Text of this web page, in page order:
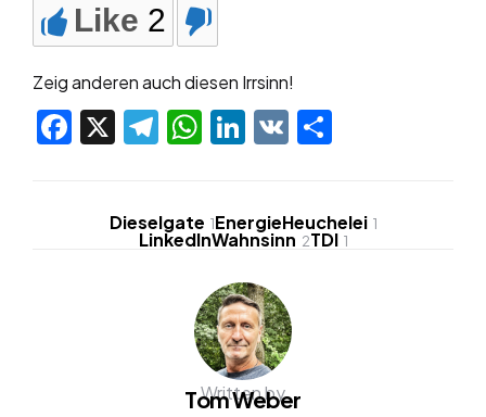
Like 2
Zeig anderen auch diesen Irrsinn!
Facebook
X Telegram
WhatsApp
LinkedIn
VK
Dieselgate 1EnergieHeuchelei 1
LinkedInWahnsinn 2TDI 1
Written by
Tom Weber